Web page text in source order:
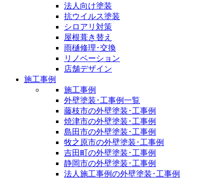
法人向け塗装
抗ウイルス塗装
シロアリ対策
屋根葺き替え
雨樋修理･交換
リノベーション
店舗デザイン
施工事例
施工事例
外壁塗装･工事例一覧
藤枝市の外壁塗装･工事例
焼津市の外壁塗装･工事例
島田市の外壁塗装･工事例
牧之原市の外壁塗装･工事例
吉田町の外壁塗装･工事例
静岡市の外壁塗装･工事例
法人施工事例の外壁塗装･工事例